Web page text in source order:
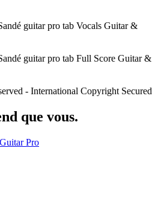
- International Copyright Secured
que vous.
Pro